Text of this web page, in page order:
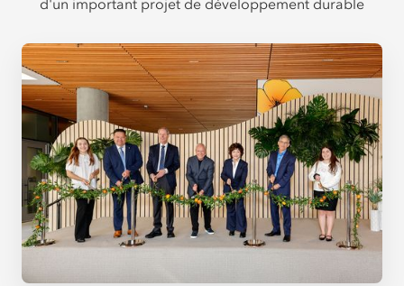
d'un important projet de développement durable